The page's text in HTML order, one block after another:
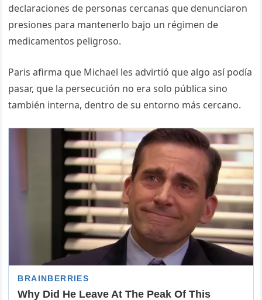
declaraciones de personas cercanas que denunciaron
presiones para mantenerlo bajo un régimen de
medicamentos peligroso.
Paris afirma que Michael les advirtió que algo así podía
pasar, que la persecución no era solo pública sino
también interna, dentro de su entorno más cercano.